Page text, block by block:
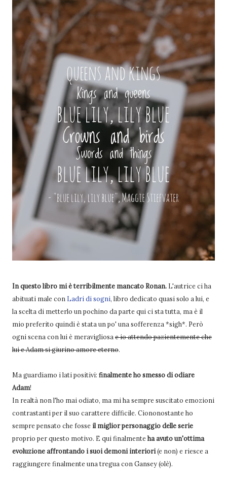
In questo libro mi è terribilmente mancato Ronan. L'autrice ci ha
abituati male con Ladri di sogni, libro dedicato quasi solo a lui, e
la scelta di metterlo un pochino da parte qui ci sta tutta, ma è il
mio preferito quindi è stata un po' una sofferenza *sigh*. Però
ogni scena con lui è meravigliosa e io attendo pazientemente che
lui e Adam si giurino amore eterno.
Ma guardiamo i lati positivi: finalmente ho smesso di odiare
Adam!
In realtà non l'ho mai odiato, ma mi ha sempre suscitato emozioni
contrastanti per il suo carattere difficile. Ciononostante ho
sempre pensato che fosse il miglior personaggio delle serie
proprio per questo motivo. E qui finalmenteha avuto un'ottima
evoluzione affrontando i suoi demoni interiori(e non) e riesce a
raggiungere finalmente una tregua con Gansey (olè).